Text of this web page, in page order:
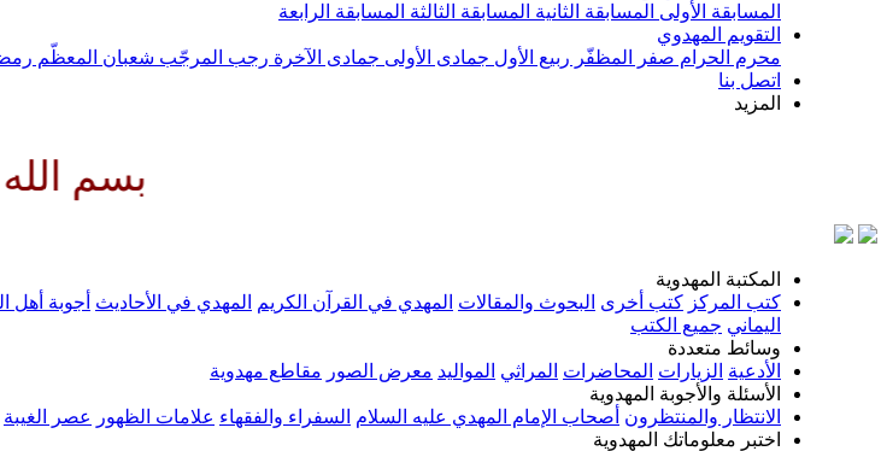
المسابقة الأولى المسابقة الثانية المسابقة الثالثة المسابقة الرابعة
التقويم المهدوي
محرم الحرام صفر المظفّر ربيع الأول جمادى الأولى جمادى الآخرة رجب المرجّب شعبان المعظّم
اتصل بنا
المزيد
بسم الله
المكتبة المهدوية
كتب المركز كتب أخرى البحوث والمقالات المهدي في القرآن الكريم المهدي في الأحاديث أجوبة أهل
اليماني جميع الكتب
وسائط متعددة
الأدعية الزيارات المحاضرات المراثي المواليد معرض الصور مقاطع مهدوية
الأسئلة والأجوبة المهدوية
الانتظار والمنتظرون أصحاب الإمام المهدي عليه السلام السفراء والفقهاء علامات الظهور عصر الغيبة
اختبر معلوماتك المهدوية